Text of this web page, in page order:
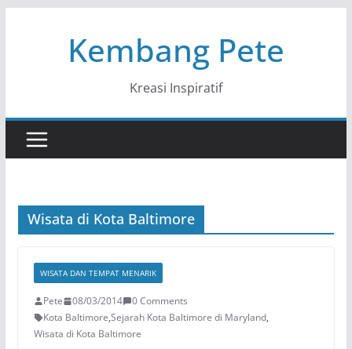
Kembang Pete
Kreasi Inspiratif
Wisata di Kota Baltimore
WISATA DAN TEMPAT MENARIK
Pete 08/03/2014
0 Comments
Kota Baltimore,Sejarah Kota Baltimore di Maryland,
Wisata di Kota Baltimore